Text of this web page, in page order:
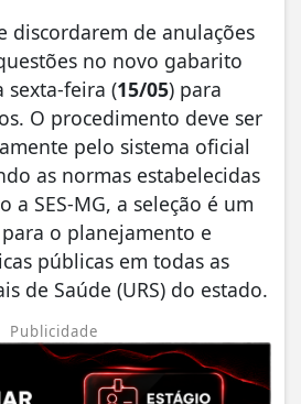
discordarem de anulações
no novo gabarito
sexta-feira (15/05) para
O procedimento deve ser
pelo sistema oficial
as normas estabelecidas
a SES-MG, a seleção é um
o planejamento e
públicas em todas as
de Saúde (URS) do estado.
Publicidade